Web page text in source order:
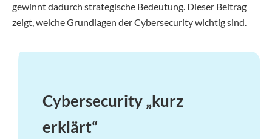
gewinnt dadurch strategische Bedeutung. Dieser Beitrag
zeigt, welche Grundlagen der Cybersecurity wichtig sind.
Cybersecurity „kurz
erklärt“